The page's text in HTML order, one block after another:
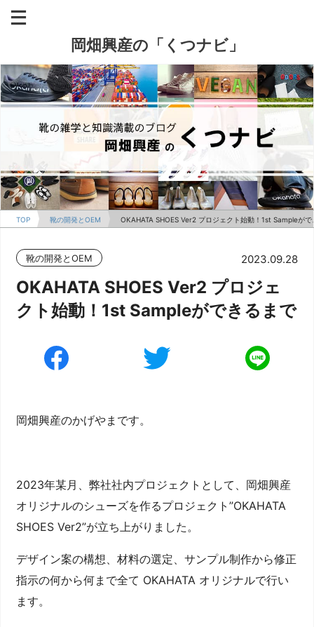
岡畑興産の「くつナビ」
TOP 靴の開発とOEM OKAHATA SHOES Ver2 プロジェクト始動！1st Sampleがで
靴の開発とOEM 2023.09.28
OKAHATA SHOES Ver2 プロジェ
クト始動！1st Sampleができるまで
岡畑興産のかげやまです。
2023年某月、弊社社内プロジェクトとして、岡畑興産
オリジナルのシューズを作るプロジェクト”OKAHATA
SHOES Ver2”が立ち上がりました。
デザイン案の構想、材料の選定、サンプル制作から修正
指示の何から何まで全て OKAHATA オリジナルで行い
ます。